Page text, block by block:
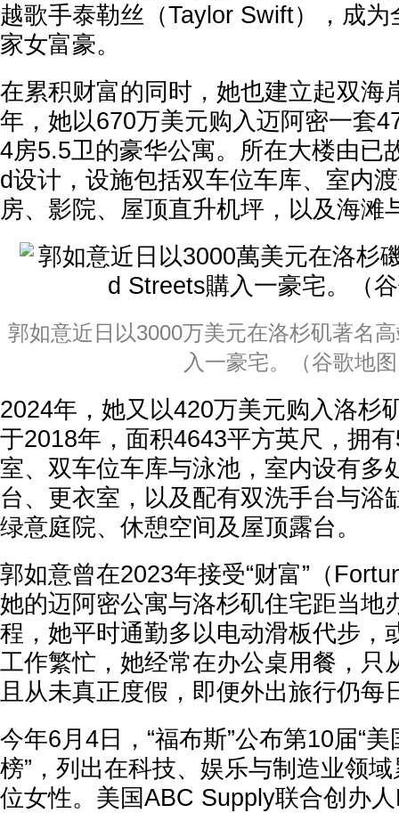
越歌手泰勒丝（Taylor Swift），成
家女富豪。
在累积财富的同时，她也建立起双海
年，她以670万美元购入迈阿密一套
4房5.5卫的豪华公寓。所在大楼由已
d设计，设施包括双车位车库、室内
房、影院、屋顶直升机坪，以及海滩
郭如意近日以3000万美元在洛杉矶著名
入一豪宅。（谷歌地
2024年，她又以420万美元购入洛杉
于2018年，面积4643平方英尺，拥
室、双车位车库与泳池，室内设有多
台、更衣室，以及配有双洗手台与浴
绿意庭院、休憩空间及屋顶露台。
郭如意曾在2023年接受“财富”（
她的迈阿密公寓与洛杉矶住宅距当地
程，她平时通勤多以电动滑板代步，
工作繁忙，她经常在办公桌用餐，只
且从未真正度假，即便外出旅行仍每
今年6月4日，“福布斯”公布第10届“
榜”，列出在科技、娱乐与制造业领
位女性。美国ABC Supply联合创办